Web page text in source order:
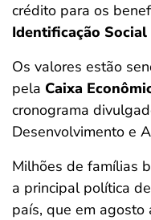
crédito para os
Identificação
Os valores estão
pela Caixa
cronograma
Desenvolvimento e
Milhões de famílias
a principal política
país, que em